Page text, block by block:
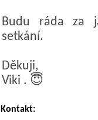
Budu ráda za
setkání.
Děkuji,
Viki . 😇
Kontakt: